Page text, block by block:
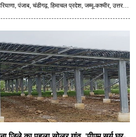
पंजाब, चंडीगढ़, हिमाचल प्रदेश, जम्मू-कश्मीर, उत्तर
आमंत्रित किए हैं।